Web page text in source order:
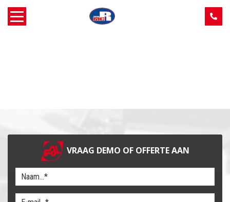
Service
Machine aanbod
Nieuws
VRAAG DEMO OF OFFERTE AAN